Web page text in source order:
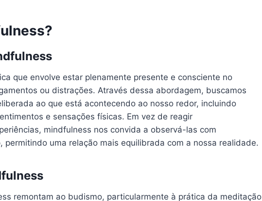
que envolve estar plenamente presente e consciente no
ou distrações. Através dessa abordagem, buscamos
ao que está acontecendo ao nosso redor, incluindo
e sensações físicas. Em vez de reagir
mindfulness nos convida a observá-las com
permitindo uma relação mais equilibrada com a nossa realidade.
remontam ao budismo, particularmente à prática da meditação